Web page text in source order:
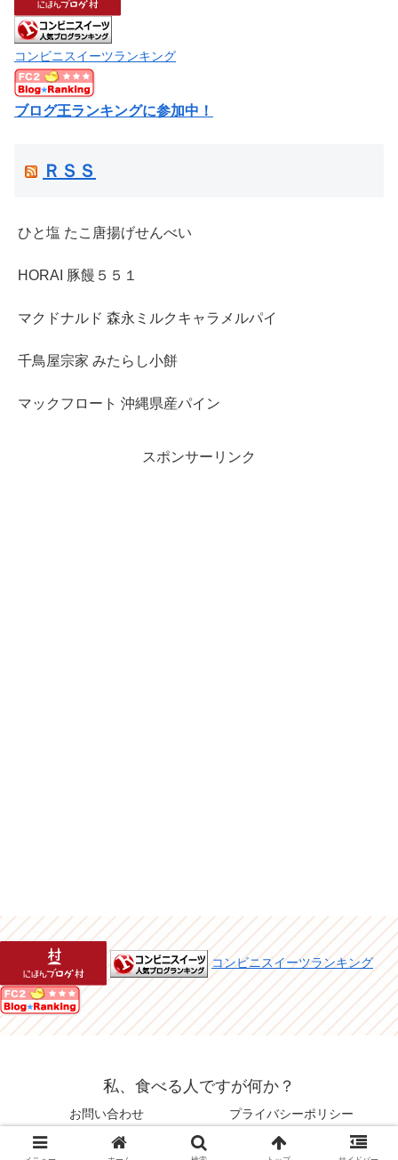
コンビニスイーツランキング
ブログ王ランキングに参加中！
ＲＳＳ
ひと塩 たこ唐揚げせんべい
HORAI 豚饅５５１
マクドナルド 森永ミルクキャラメルパイ
千鳥屋宗家 みたらし小餅
マックフロート 沖縄県産パイン
スポンサーリンク
コンビニスイーツランキング
私、食べる人ですが何か？
お問い合わせ プライバシーポリシー
© 2015 私、食べる人ですが何か？.